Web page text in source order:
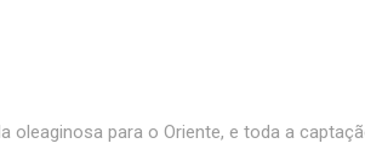
oleaginosa para o Oriente, e toda a